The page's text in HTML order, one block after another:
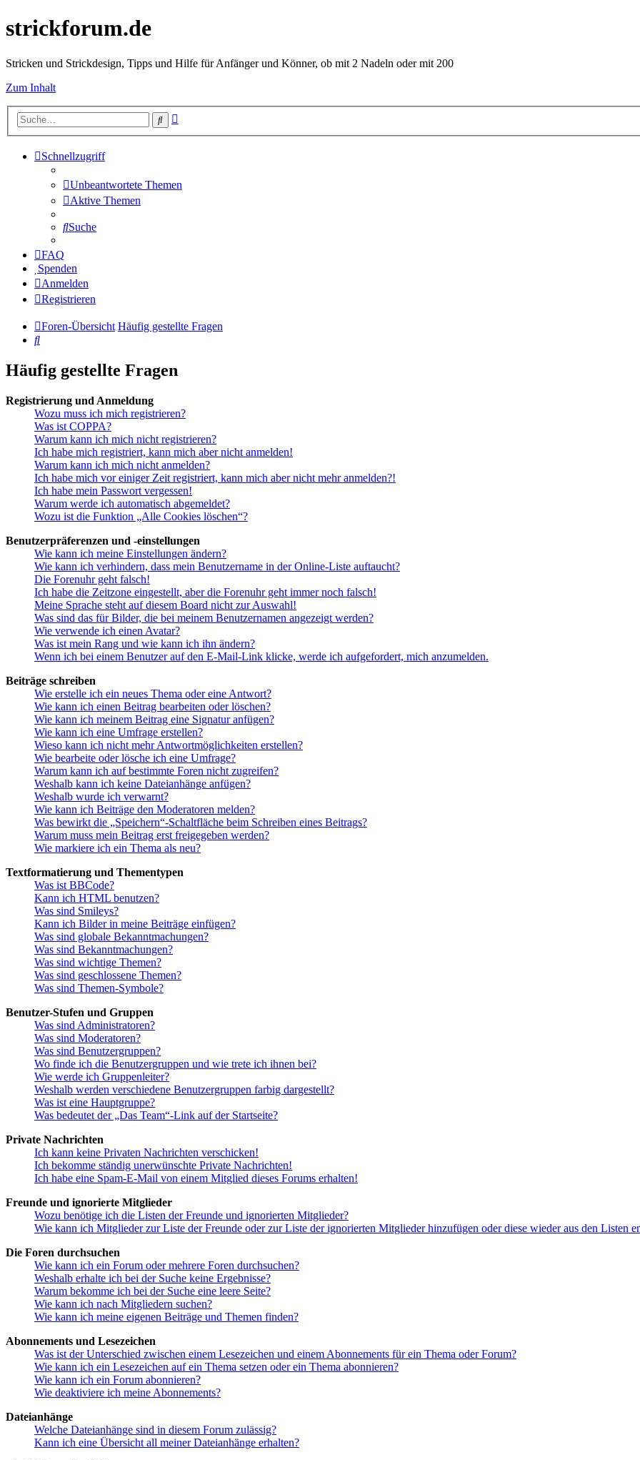
strickforum.de
Stricken und Strickdesign, Tipps und Hilfe für Anfänger und Könner, ob mit 2 Nadeln oder mit 200
Zum Inhalt
Suche
Schnellzugriff
Unbeantwortete Themen
Aktive Themen
Suche
FAQ
Spenden
Anmelden
Registrieren
Foren-Übersicht Häufig gestellte Fragen
Suche
Häufig gestellte Fragen
Registrierung und Anmeldung
Wozu muss ich mich registrieren?
Was ist COPPA?
Warum kann ich mich nicht registrieren?
Ich habe mich registriert, kann mich aber nicht anmelden!
Warum kann ich mich nicht anmelden?
Ich habe mich vor einiger Zeit registriert, kann mich aber nicht mehr anmelden?!
Ich habe mein Passwort vergessen!
Warum werde ich automatisch abgemeldet?
Wozu ist die Funktion „Alle Cookies löschen“?
Benutzerpräferenzen und -einstellungen
Wie kann ich meine Einstellungen ändern?
Wie kann ich verhindern, dass mein Benutzername in der Online-Liste auftaucht?
Die Forenuhr geht falsch!
Ich habe die Zeitzone eingestellt, aber die Forenuhr geht immer noch falsch!
Meine Sprache steht auf diesem Board nicht zur Auswahl!
Was sind das für Bilder, die bei meinem Benutzernamen angezeigt werden?
Wie verwende ich einen Avatar?
Was ist mein Rang und wie kann ich ihn ändern?
Wenn ich bei einem Benutzer auf den E-Mail-Link klicke, werde ich aufgefordert, mich anzumelden.
Beiträge schreiben
Wie erstelle ich ein neues Thema oder eine Antwort?
Wie kann ich einen Beitrag bearbeiten oder löschen?
Wie kann ich meinem Beitrag eine Signatur anfügen?
Wie kann ich eine Umfrage erstellen?
Wieso kann ich nicht mehr Antwortmöglichkeiten erstellen?
Wie bearbeite oder lösche ich eine Umfrage?
Warum kann ich auf bestimmte Foren nicht zugreifen?
Weshalb kann ich keine Dateianhänge anfügen?
Weshalb wurde ich verwarnt?
Wie kann ich Beiträge den Moderatoren melden?
Was bewirkt die „Speichern“-Schaltfläche beim Schreiben eines Beitrags?
Warum muss mein Beitrag erst freigegeben werden?
Wie markiere ich ein Thema als neu?
Textformatierung und Thementypen
Was ist BBCode?
Kann ich HTML benutzen?
Was sind Smileys?
Kann ich Bilder in meine Beiträge einfügen?
Was sind globale Bekanntmachungen?
Was sind Bekanntmachungen?
Was sind wichtige Themen?
Was sind geschlossene Themen?
Was sind Themen-Symbole?
Benutzer-Stufen und Gruppen
Was sind Administratoren?
Was sind Moderatoren?
Was sind Benutzergruppen?
Wo finde ich die Benutzergruppen und wie trete ich ihnen bei?
Wie werde ich Gruppenleiter?
Weshalb werden verschiedene Benutzergruppen farbig dargestellt?
Was ist eine Hauptgruppe?
Was bedeutet der „Das Team“-Link auf der Startseite?
Private Nachrichten
Ich kann keine Privaten Nachrichten verschicken!
Ich bekomme ständig unerwünschte Private Nachrichten!
Ich habe eine Spam-E-Mail von einem Mitglied dieses Forums erhalten!
Freunde und ignorierte Mitglieder
Wozu benötige ich die Listen der Freunde und ignorierten Mitglieder?
Wie kann ich Mitglieder zur Liste der Freunde oder zur Liste der ignorierten Mitglieder hinzufügen oder diese wieder aus den Listen
Die Foren durchsuchen
Wie kann ich ein Forum oder mehrere Foren durchsuchen?
Weshalb erhalte ich bei der Suche keine Ergebnisse?
Warum bekomme ich bei der Suche eine leere Seite?
Wie kann ich nach Mitgliedern suchen?
Wie kann ich meine eigenen Beiträge und Themen finden?
Abonnements und Lesezeichen
Was ist der Unterschied zwischen einem Lesezeichen und einem Abonnements für ein Thema oder Forum?
Wie kann ich ein Lesezeichen auf ein Thema setzen oder ein Thema abonnieren?
Wie kann ich ein Forum abonnieren?
Wie deaktiviere ich meine Abonnements?
Dateianhänge
Welche Dateianhänge sind in diesem Forum zulässig?
Kann ich eine Übersicht all meiner Dateianhänge erhalten?